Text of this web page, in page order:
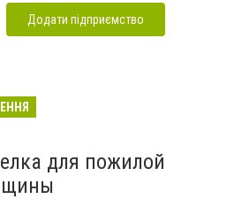
Додати підприємство
для пожилой